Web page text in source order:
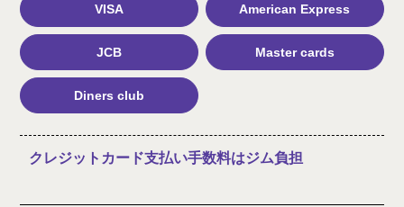
VISA American Express
JCB Master cards
Diners club
クレジットカード支払い手数料はジム負担